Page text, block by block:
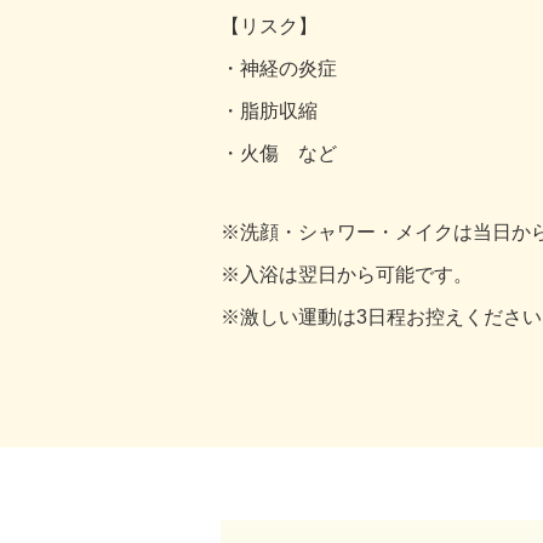
【リスク】
・神経の炎症
・脂肪収縮
・火傷 など
※洗顔・シャワー・メイクは当日か
※入浴は翌日から可能です。
※激しい運動は3日程お控えください